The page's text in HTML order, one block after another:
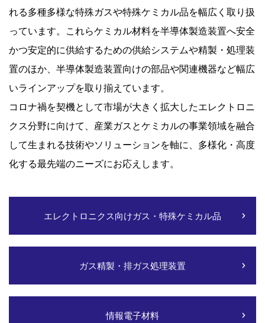
れる多種多様な特殊ガスや特殊ケミカル品を幅広く取り扱
っています。これらケミカル材料を半導体製造装置へ安全
かつ安定的に供給するための供給システムや精製・処理装
置のほか、半導体製造装置向けの部品や関連機器など幅広
いラインアップを取り揃えています。
コロナ禍を契機として市場が大きく拡大したエレクトロニ
クス分野に向けて、産業ガスとケミカルの事業領域を融合
して生まれる技術やソリューションを軸に、多様化・高度
化する最先端のニーズにお応えします。
エレクトロニクス向けガス・特殊ケミカル品
ガス精製・排ガス処理装置
情報電子材料